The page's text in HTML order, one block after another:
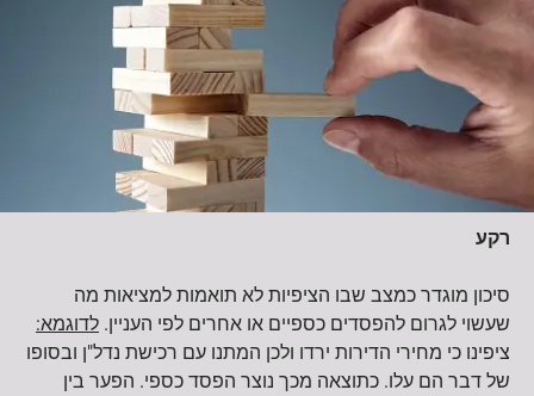
רקע
סיכון מוגדר כמצב שבו הציפיות לא תואמות למציאות מה
שעשוי לגרום להפסדים כספיים או אחרים לפי העניין. לדוגמא:
ציפינו כי מחירי הדירות ירדו ולכן המתנו עם רכישת נדל"ן ובסופו
של דבר הם עלו. כתוצאה מכך נוצר הפסד כספי. הפער בין